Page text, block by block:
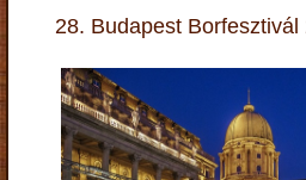
28. Budapest Borfesztivál